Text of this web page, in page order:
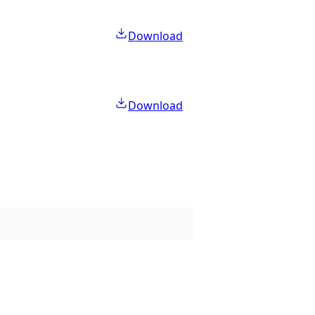
Download
Download